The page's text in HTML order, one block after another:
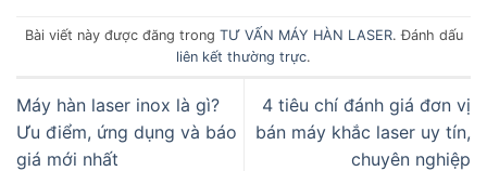
Bài viết này được đăng trong TƯ VẤN MÁY HÀN LASER. Đánh dấu
liên kết thường trực.
Máy hàn laser inox là gì?
Ưu điểm, ứng dụng và báo
giá mới nhất
4 tiêu chí đánh giá đơn vị
bán máy khắc laser uy tín,
chuyên nghiệp